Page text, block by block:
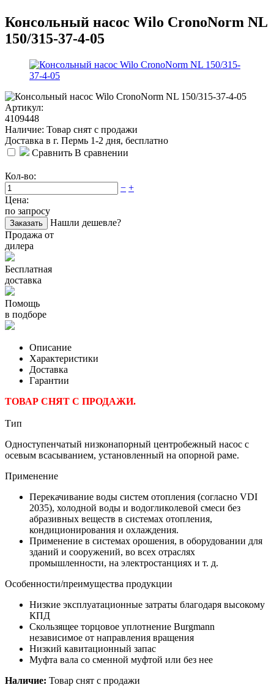
Консольный насос Wilo CronoNorm NL
150/315-37-4-05
Артикул:
4109448
Наличие: Товар снят с продажи
Доставка в г. Пермь 1-2 дня, бесплатно
Сравнить В сравнении
Кол-во:
− +
Цена:
по запросу
Заказать
Нашли дешевле?
Продажа от
дилера
Бесплатная
доставка
Помощь
в подборе
Описание
Характеристики
Доставка
Гарантии
ТОВАР СНЯТ С ПРОДАЖИ.
Тип
Одноступенчатый низконапорный центробежный насос с
осевым всасыванием, установленный на опорной раме.
Применение
Перекачивание воды систем отопления (согласно VDI
2035), холодной воды и водогликолевой смеси без
абразивных веществ в системах отопления,
кондиционирования и охлаждения.
Применение в системах орошения, в оборудовании для
зданий и сооружений, во всех отраслях
промышленности, на электростанциях и т. д.
Особенности/преимущества продукции
Низкие эксплуатационные затраты благодаря высокому
КПД
Скользящее торцовое уплотнение Burgmann
независимое от направления вращения
Низкий кавитационный запас
Муфта вала со сменной муфтой или без нее
Наличие: Товар снят с продажи